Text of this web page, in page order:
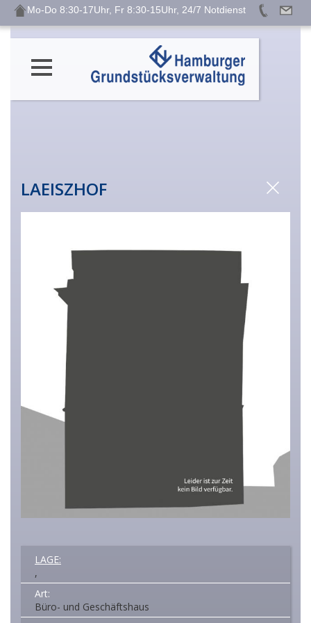
Mo-Do 8:30-17Uhr, Fr 8:30-15Uhr, 24/7 Notdienst
LAEISZHOF
LAGE:
,
Art:
Büro- und Geschäftshaus